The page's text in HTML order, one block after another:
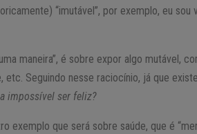
“imutável”, por exemplo, eu
maneira”, é sobre expor algo mutável,
etc. Seguindo nesse raciocínio, já que
impossível ser feliz?
exemplo que será sobre saúde, que é